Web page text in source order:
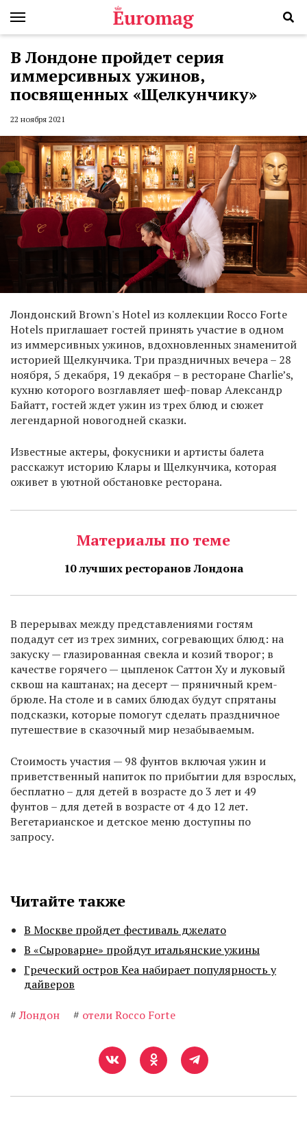
В Лондоне пройдет серия
иммерсивных ужинов,
посвященных ​​«Щелкунчику»
22 ноября 2021
Лондонский Brown's Hotel из коллекции Rocco Forte
Hotels приглашает гостей принять участие в одном
из иммерсивных ужинов, вдохновленных знаменитой
историей Щелкунчика. Три праздничных вечера – 28
ноября, 5 декабря, 19 декабря – в ресторане Charlie’s,
кухню которого возглавляет шеф-повар Александр
Байатт, гостей ждет ужин из трех блюд и сюжет
легендарной новогодней сказки.
Известные актеры, фокусники и артисты балета
расскажут историю Клары и Щелкунчика, которая
оживет в уютной обстановке ресторана.
Материалы по теме
10 лучших ресторанов Лондона
В перерывах между представлениями гостям
подадут сет из трех зимних, согревающих блюд: на
закуску — глазированная свекла и козий творог; в
качестве горячего — цыпленок Саттон Ху и луковый
сквош на каштанах; на десерт — пряничный крем-
брюле. На столе и в самих блюдах будут спрятаны
подсказки, которые помогут сделать праздничное
путешествие в сказочный мир незабываемым.
Стоимость участия — 98 фунтов включая ужин и
приветственный напиток по прибытии для взрослых,
бесплатно – для детей в возрасте до 3 лет и 49
фунтов – для детей в возрасте от 4 до 12 лет.
Вегетарианское и детское меню доступны по
запросу.
Читайте также
В Москве пройдет фестиваль джелато
В «Сыроварне» пройдут итальянские ужины
Греческий остров Кеа набирает популярность у
дайверов
# Лондон # отели Rocco Forte